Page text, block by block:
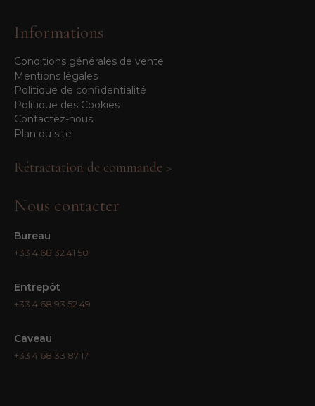
Informations
Conditions générales de vente
Mentions légales
Politique de confidentialité
Politique des Cookies
Contactez-nous
Plan du site
Rétractation de commande >
Nous contacter
Bureau
+33 4 68 32 41 50
Entrepôt
+33 4 68 93 52 49
Caveau
+33 4 68 33 87 17